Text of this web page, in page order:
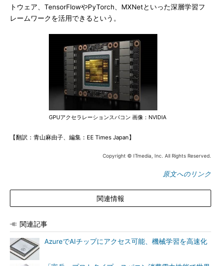
トウェア、TensorFlowやPyTorch、MXNetといった深層学習フ
レームワークを活用できるという。
GPUアクセラレーションスパコン 画像：NVIDIA
【翻訳：青山麻由子、編集：EE Times Japan】
Copyright © ITmedia, Inc. All Rights Reserved.
原文へのリンク
関連情報
関連記事
AzureでAIチップにアクセス可能、機械学習を高速化